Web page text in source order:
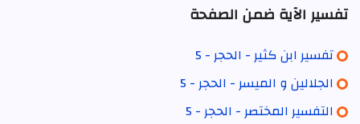
تفسير الآية ضمن الصفحة
تفسير ابن كثير - الحجر - 5
الجلالين و الميسر - الحجر - 5
التفسير المختصر - الحجر - 5